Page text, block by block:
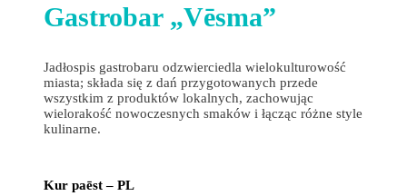
Gastrobar „Vēsma”
Jadłospis gastrobaru odzwierciedla wielokulturowość
miasta; składa się z dań przygotowanych przede
wszystkim z produktów lokalnych, zachowując
wielorakość nowoczesnych smaków i łącząc różne style
kulinarne.
Kur paēst – PL